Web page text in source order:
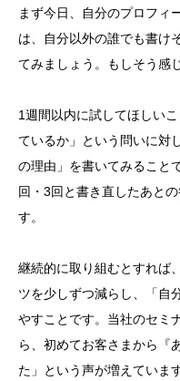
まず今日、自分のプロフィ
は、自分以外の誰でも書け
てみましょう。もしそう感
1週間以内に試してほしい
ているか」という問いに対
の理由」を書いてみること
回・3回と書き直したあと
す。
継続的に取り組むとすれば
ツを少しずつ減らし、「自
やすことです。当社のセミ
ら、初めてお客さまから『
た」という声が増えています